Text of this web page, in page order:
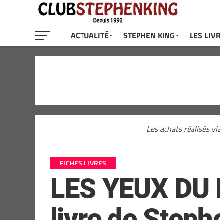
ACTUALITÉ STEPHEN KING LES
Les achats réalisés
FICHES LIVRES
LES YEUX